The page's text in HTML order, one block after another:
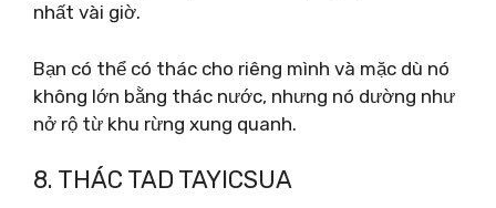
nhất vài giờ.
Bạn có thể có thác cho riêng mình và mặc dù nó
không lớn bằng thác nước, nhưng nó dường như
nở rộ từ khu rừng xung quanh.
8. THÁC TAD TAYICSUA